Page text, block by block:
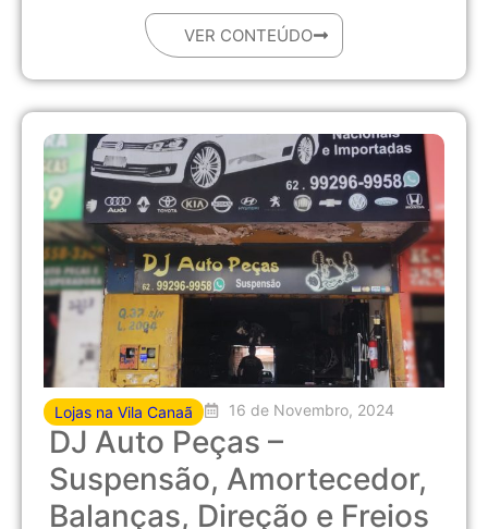
VER CONTEÚDO
Lojas na Vila Canaã 16 de Novembro, 2024
DJ Auto Peças –
Suspensão, Amortecedor,
Balanças, Direção e Freios